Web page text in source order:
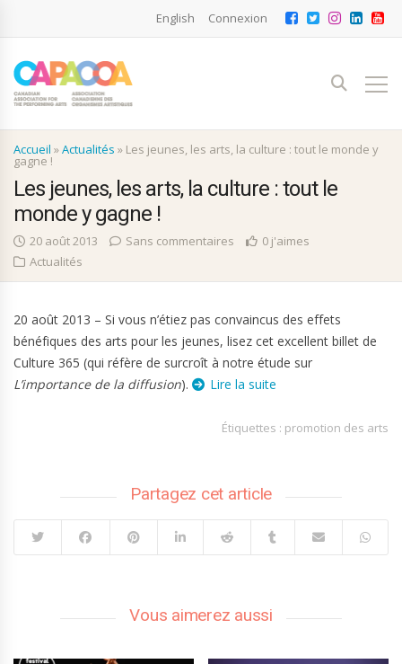
English Connexion
Accueil »Actualités » Les jeunes, les arts, la culture : tout le monde y
gagne !
Les jeunes, les arts, la culture : tout le
monde y gagne !
20 août 2013 Sans commentaires
0 j'aimes
Actualités
20 août 2013 – Si vous n’étiez pas convaincus des effets
bénéfiques des arts pour les jeunes, lisez cet excellent billet de
Culture 365 (qui réfère de surcroît à notre étude sur
L’importance de la diffusion). Lire la suite
Étiquettes : promotion des arts
Partagez cet article
Vous aimerez aussi